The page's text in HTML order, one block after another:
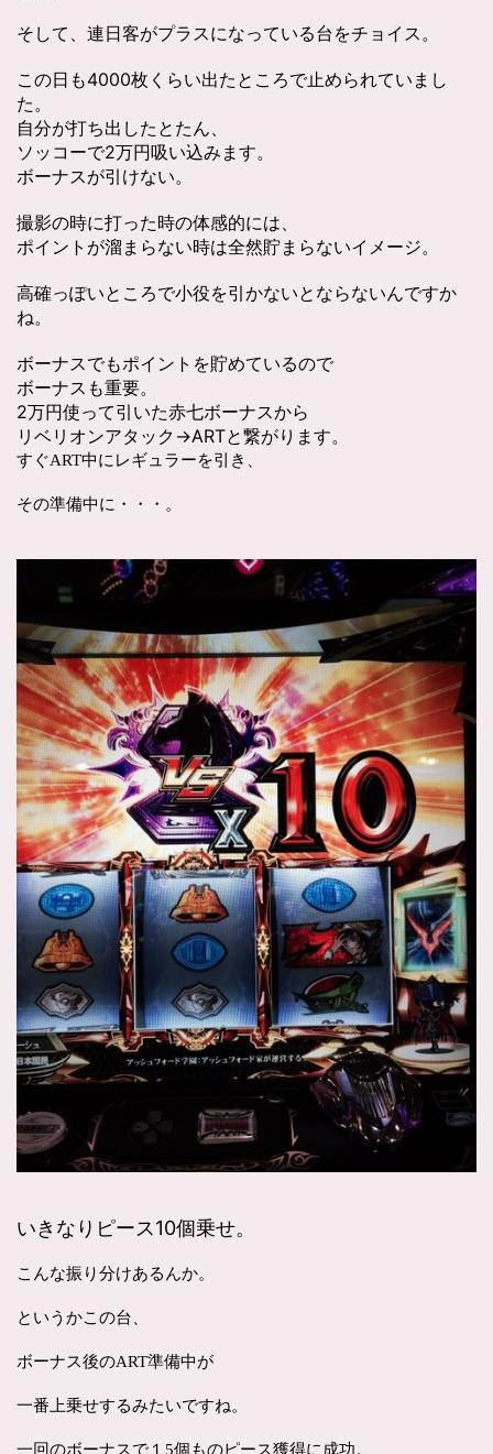
そして、連日客がプラスになっている台をチョイス。
この日も4000枚くらい出たところで止められていまし
た。
自分が打ち出したとたん、
ソッコーで2万円吸い込みます。
ボーナスが引けない。
撮影の時に打った時の体感的には、
ポイントが溜まらない時は全然貯まらないイメージ。
高確っぽいところで小役を引かないとならないんですか
ね。
ボーナスでもポイントを貯めているので
ボーナスも重要。
2万円使って引いた赤七ボーナスから
リベリオンアタック→ARTと繋がります。
すぐART中にレギュラーを引き、
その準備中に・・・。
いきなりピース10個乗せ。
こんな振り分けあるんか。
というかこの台、
ボーナス後のART準備中が
一番上乗せするみたいですね。
一回のボーナスで１5個ものピース獲得に成功。